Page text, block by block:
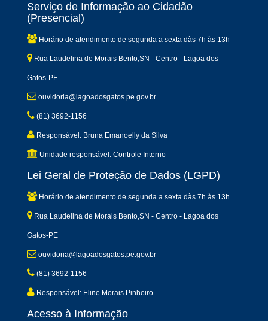
Serviço de Informação ao Cidadão
(Presencial)
Horário de atendimento de segunda a sexta dàs 7h às 13h
Rua Laudelina de Morais Bento,SN - Centro - Lagoa dos
Gatos-PE
ouvidoria@lagoadosgatos.pe.gov.br
(81) 3692-1156
Responsável: Bruna Emanoelly da Silva
Unidade responsável: Controle Interno
Lei Geral de Proteção de Dados (LGPD)
Horário de atendimento de segunda a sexta dàs 7h às 13h
Rua Laudelina de Morais Bento,SN - Centro - Lagoa dos
Gatos-PE
ouvidoria@lagoadosgatos.pe.gov.br
(81) 3692-1156
Responsável: Eline Morais Pinheiro
Acesso à Informação